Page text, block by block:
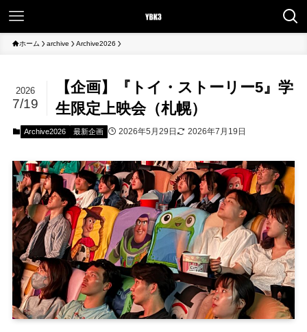
ホーム archive Archive2026
【企画】『トイ・ストーリー5』学
生限定上映会（札幌）
2026
7/19
Archive2026 最新企画 2026年5月29日 2026年7月19日